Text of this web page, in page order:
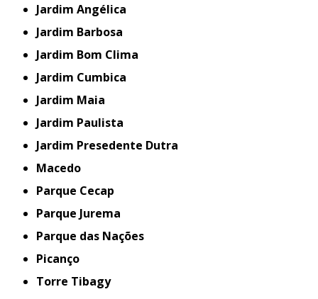
Jardim Angélica
Jardim Barbosa
Jardim Bom Clima
Jardim Cumbica
Jardim Maia
Jardim Paulista
Jardim Presedente Dutra
Macedo
Parque Cecap
Parque Jurema
Parque das Nações
Picanço
Torre Tibagy